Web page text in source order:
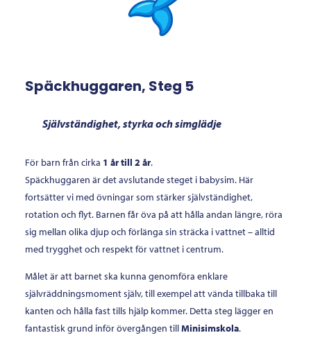
Späckhuggaren, Steg 5
Självständighet, styrka och simglädje
För barn från cirka 1 år till 2 år.
Späckhuggaren är det avslutande steget i babysim. Här
fortsätter vi med övningar som stärker självständighet,
rotation och flyt. Barnen får öva på att hålla andan längre, röra
sig mellan olika djup och förlänga sin sträcka i vattnet – alltid
med trygghet och respekt för vattnet i centrum.
Målet är att barnet ska kunna genomföra enklare
självräddningsmoment själv, till exempel att vända tillbaka till
kanten och hålla fast tills hjälp kommer. Detta steg lägger en
fantastisk grund inför övergången tillMinisimskola.